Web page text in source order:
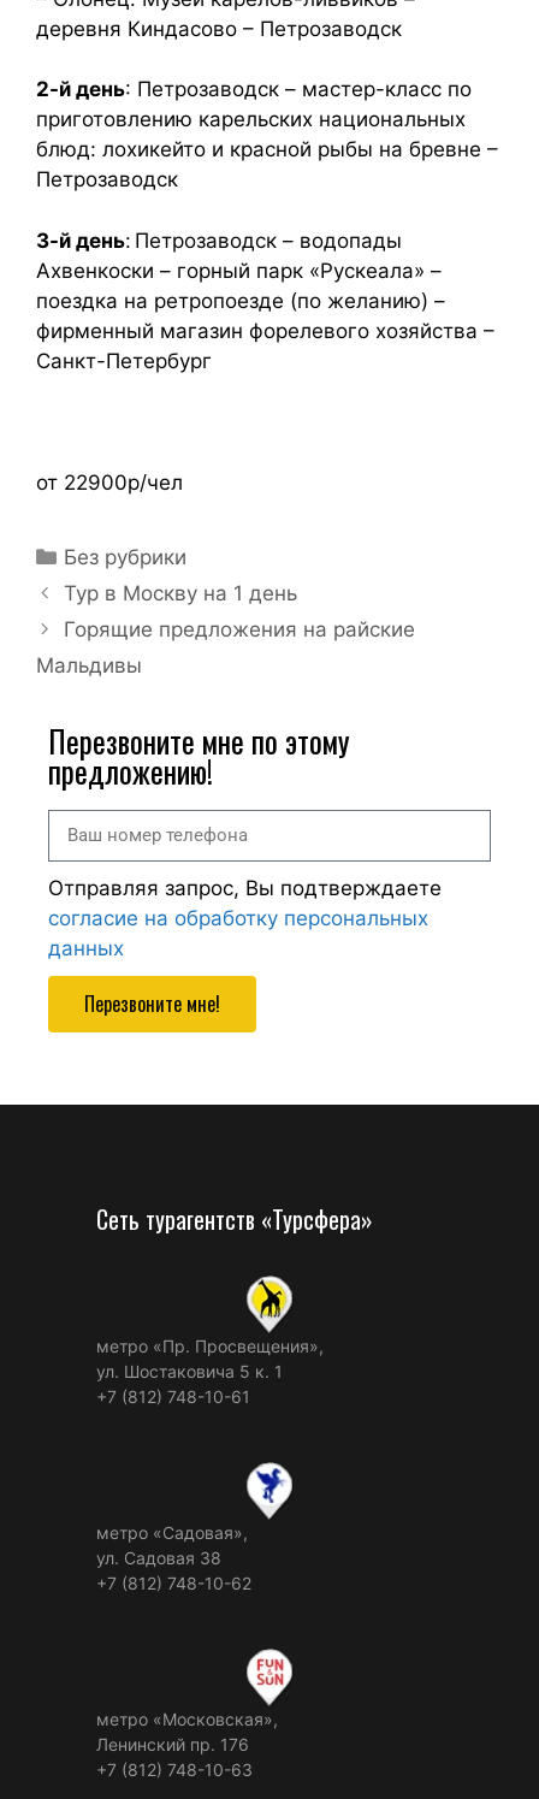
деревня Киндасово – Петрозаводск
2-й день: Петрозаводск – мастер-класс по
приготовлению карельских национальных
блюд: лохикейто и красной рыбы на бревне –
Петрозаводск
3-й день: Петрозаводск – водопады
Ахвенкоски – горный парк «Рускеала» –
поездка на ретропоезде (по желанию) –
фирменный магазин форелевого хозяйства –
Санкт-Петербург
от 22900р/чел
Без рубрики
Тур в Москву на 1 день
Горящие предложения на райские
Мальдивы
Перезвоните мне по этому
предложению!
Отправляя запрос, Вы подтверждаете
согласие на обработку персональных
данных
Перезвоните мне!
Сеть турагентств «Турсфера»
метро «Пр. Просвещения»,
ул. Шостаковича 5 к. 1
+7 (812) 748-10-61
метро «Садовая»,
ул. Садовая 38
+7 (812) 748-10-62
метро «Московская»,
Ленинский пр. 176
+7 (812) 748-10-63